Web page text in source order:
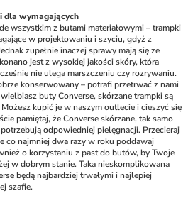
dla wymagających
wszystkim z butami materiałowymi – trampki
w projektowaniu i szyciu, gdyż z
zupełnie inaczej sprawy mają się ze
jest z wysokiej jakości skóry, która
nie ulega marszczeniu czy rozrywaniu.
konserwowany – potrafi przetrwać z nami
buty Converse, skórzane trampki są
kupić je w naszym outlecie i cieszyć się
pamiętaj, że Converse skórzane, tak samo
odpowiedniej pielęgnacji. Przecieraj
co najmniej dwa razy w roku poddawaj
o korzystaniu z past do butów, by Twoje
w dobrym stanie. Taka nieskomplikowana
będą najbardziej trwałymi i najlepiej
szafie.